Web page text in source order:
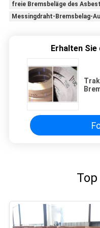
freie Bremsbeläge des
Messingdraht-Bremsbelag-
Erhalten